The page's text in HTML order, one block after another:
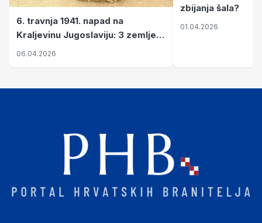
6. travnja 1941. napad na
Kraljevinu Jugoslaviju: 3 zemlje
nastale njenim raspadom
06.04.2026
zbijanja šala?
01.04.2026